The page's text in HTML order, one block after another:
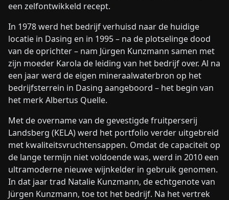
een zelfontwikkeld recept.
In 1978 werd het bedrijf verhuisd naar de huidige
locatie in Dasing en in 1995 – na de plotselinge dood
van de oprichter – nam Jürgen Kunzmann samen met
zijn moeder Karola de leiding van het bedrijf over. Al na
een jaar werd de eigen mineraalwaterbron op het
bedrijfsterrein in Dasing aangeboord – het begin van
het merk Albertus Quelle.
Met de overname van de gevestigde fruitperserij
Landsberg (KELA) werd het portfolio verder uitgebreid
met kwaliteitsvruchtensappen. Omdat de capaciteit op
de lange termijn niet voldoende was, werd in 2010 een
ultramoderne nieuwe wijnkelder in gebruik genomen.
In dat jaar trad Natalie Kunzmann, de echtgenote van
Jürgen Kunzmann, toe tot het bedrijf. Na het vertrek